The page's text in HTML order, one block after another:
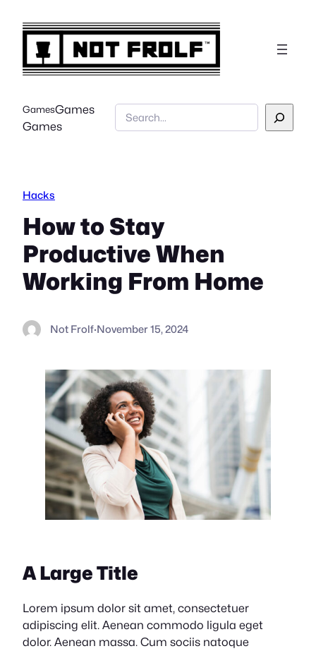
content
GamesGames
Games
Search
Hacks
How to Stay
Productive When
Working From Home
Not Frolf·November 15, 2024
A Large Title
Lorem ipsum dolor sit amet, consectetuer
adipiscing elit. Aenean commodo ligula eget
dolor. Aenean massa. Cum sociis natoque